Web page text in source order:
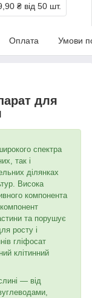
₴ від 50 шт.
Оплата Умови
для
спектра
так і
ділянках
Висока
компонента
та порушує
росту і
гліфосат
клітинний
— від